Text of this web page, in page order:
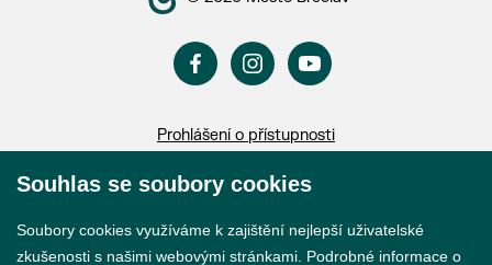
Prohlášení o přístupnosti
GDPR
Nastavení cookies
Souhlas se soubory cookies
Soubory cookies využíváme k zajištění nejlepší uživatelské
zkušenosti s našimi webovými stránkami. Podrobné informace o